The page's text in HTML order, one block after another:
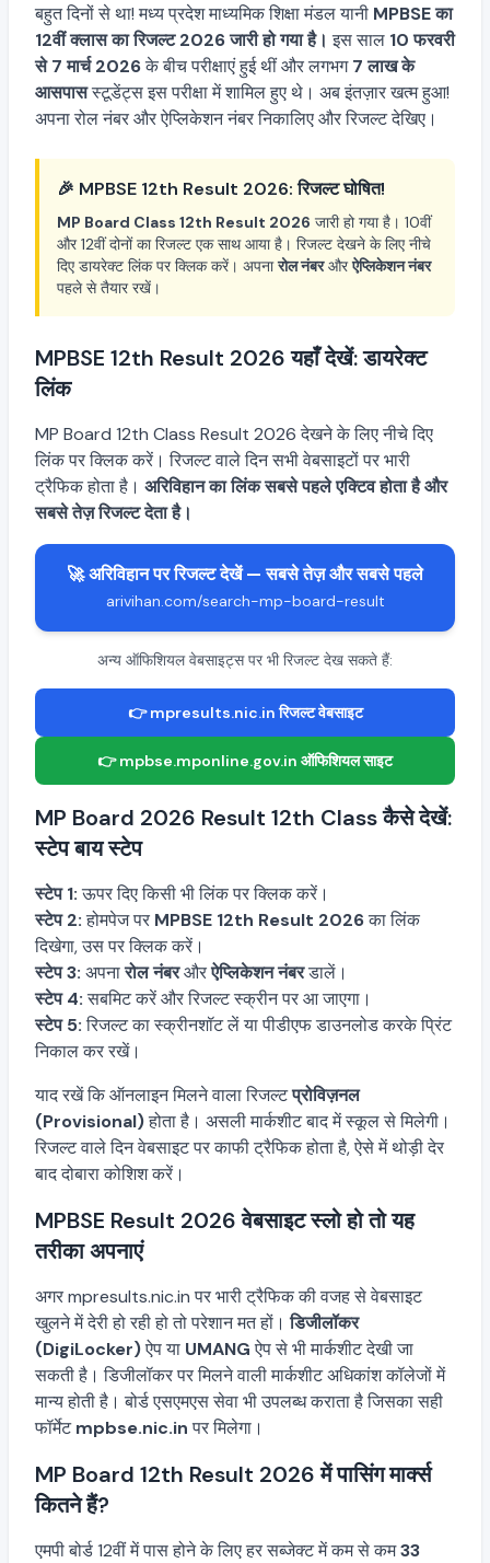
बहुत दिनों से था! मध्य प्रदेश माध्यमिक शिक्षा मंडल यानी MPBSE का
12वीं क्लास का रिजल्ट 2026 जारी हो गया है। इस साल 10 फरवरी
से 7 मार्च 2026के बीच परीक्षाएं हुई थीं और लगभग7 लाख के
आसपासस्टूडेंट्स इस परीक्षा में शामिल हुए थे। अब इंतज़ार खत्म हुआ!
अपना रोल नंबर और ऐप्लिकेशन नंबर निकालिए और रिजल्ट देखिए।
🎉 MPBSE 12th Result 2026: रिजल्ट घोषित!
MP Board Class 12th Result 2026 जारी हो गया है। 10वीं
और 12वीं दोनों का रिजल्ट एक साथ आया है। रिजल्ट देखने के लिए नीचे
दिए डायरेक्ट लिंक पर क्लिक करें। अपनारोल नंबरऔरऐप्लिकेशन नंबर
पहले से तैयार रखें।
MPBSE 12th Result 2026 यहाँ देखें: डायरेक्ट
लिंक
MP Board 12th Class Result 2026 देखने के लिए नीचे दिए
लिंक पर क्लिक करें। रिजल्ट वाले दिन सभी वेबसाइटों पर भारी
ट्रैफिक होता है। अरिविहान का लिंक सबसे पहले एक्टिव होता है और
सबसे तेज़ रिजल्ट देता है।
🚀 अरिविहान पर रिजल्ट देखें — सबसे तेज़ और सबसे पहले
arivihan.com/search-mp-board-result
अन्य ऑफिशियल वेबसाइट्स पर भी रिजल्ट देख सकते हैं:
👉 mpresults.nic.in रिजल्ट वेबसाइट
👉 mpbse.mponline.gov.in ऑफिशियल साइट
MP Board 2026 Result 12th Class कैसे देखें:
स्टेप बाय स्टेप
स्टेप 1:ऊपर दिए किसी भी लिंक पर क्लिक करें।
स्टेप 2:होमपेज पर MPBSE 12th Result 2026का लिंक
दिखेगा, उस पर क्लिक करें।
स्टेप 3: अपनारोल नंबरऔरऐप्लिकेशन नंबरडालें।
स्टेप 4:सबमिट करें और रिजल्ट स्क्रीन पर आ जाएगा।
स्टेप 5:रिजल्ट का स्क्रीनशॉट लें या पीडीएफ डाउनलोड करके प्रिंट
निकाल कर रखें।
याद रखें कि ऑनलाइन मिलने वाला रिजल्टप्रोविज़नल
(Provisional)होता है। असली मार्कशीट बाद में स्कूल से मिलेगी।
रिजल्ट वाले दिन वेबसाइट पर काफी ट्रैफिक होता है, ऐसे में थोड़ी देर
बाद दोबारा कोशिश करें।
MPBSE Result 2026 वेबसाइट स्लो हो तो यह
तरीका अपनाएं
अगर mpresults.nic.in पर भारी ट्रैफिक की वजह से वेबसाइट
खुलने में देरी हो रही हो तो परेशान मत हों।डिजीलॉकर
(DigiLocker)ऐप या UMANGऐप से भी मार्कशीट देखी जा
सकती है। डिजीलॉकर पर मिलने वाली मार्कशीट अधिकांश कॉलेजों में
मान्य होती है। बोर्ड एसएमएस सेवा भी उपलब्ध कराता है जिसका सही
फॉर्मेटmpbse.nic.inपर मिलेगा।
MP Board 12th Result 2026 में पासिंग मार्क्स
कितने हैं?
एमपी बोर्ड 12वीं में पास होने के लिए हर सब्जेक्ट में कम से कम33